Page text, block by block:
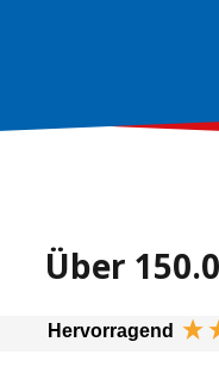
Über
Hervorragend